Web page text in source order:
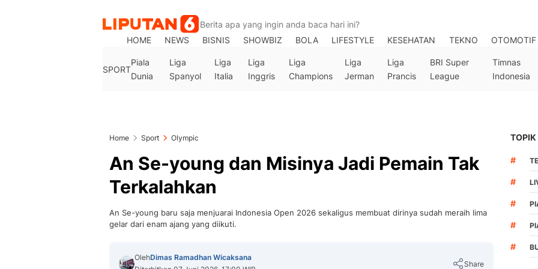
HOME
NEWS BISNIS SHOWBIZ BOLA LIFESTYLE KESEHATAN TEKNO OTOMOTIF
SPORT
Piala
Dunia
Liga
Spanyol
Liga
Italia
Liga
Inggris
Liga
Champions
Liga
Jerman
Liga
Prancis
BRI Super
League
Timnas
Indonesia
Home Sport Olympic
An Se-young dan Misinya Jadi Pemain Tak
Terkalahkan
An Se-young baru saja menjuarai Indonesia Open 2026 sekaligus membuat dirinya sudah meraih lima
gelar dari enam ajang yang diikuti.
OlehDimas Ramadhan Wicaksana
Share
TOPIK
#
#
#
#
#